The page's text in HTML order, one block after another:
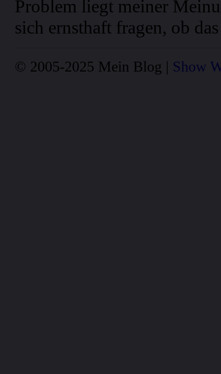
Problem liegt meiner
sich ernsthaft fragen, ob
© 2005-2025 Mein Blog | Show